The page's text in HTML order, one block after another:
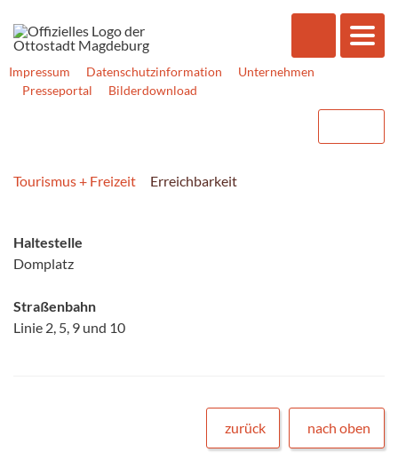
Impressum Datenschutzinformation
Unternehmen
Presseportal
Bilderdownload
Tourismus + Freizeit Erreichbarkeit
Haltestelle
Domplatz
Straßenbahn
Linie 2, 5, 9 und 10
zurück nach oben